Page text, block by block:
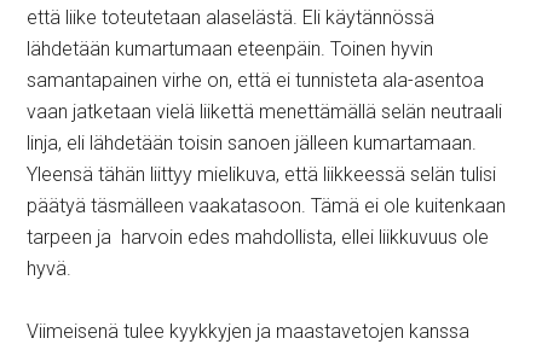
että liike toteutetaan alaselästä. Eli käytännössä
lähdetään kumartumaan eteenpäin. Toinen hyvin
samantapainen virhe on, että ei tunnisteta ala-asentoa
vaan jatketaan vielä liikettä menettämällä selän neutraali
linja, eli lähdetään toisin sanoen jälleen kumartamaan.
Yleensä tähän liittyy mielikuva, että liikkeessä selän tulisi
päätyä täsmälleen vaakatasoon. Tämä ei ole kuitenkaan
tarpeen ja harvoin edes mahdollista, ellei liikkuvuus ole
hyvä.
Viimeisenä tulee kyykkyjen ja maastavetojen kanssa